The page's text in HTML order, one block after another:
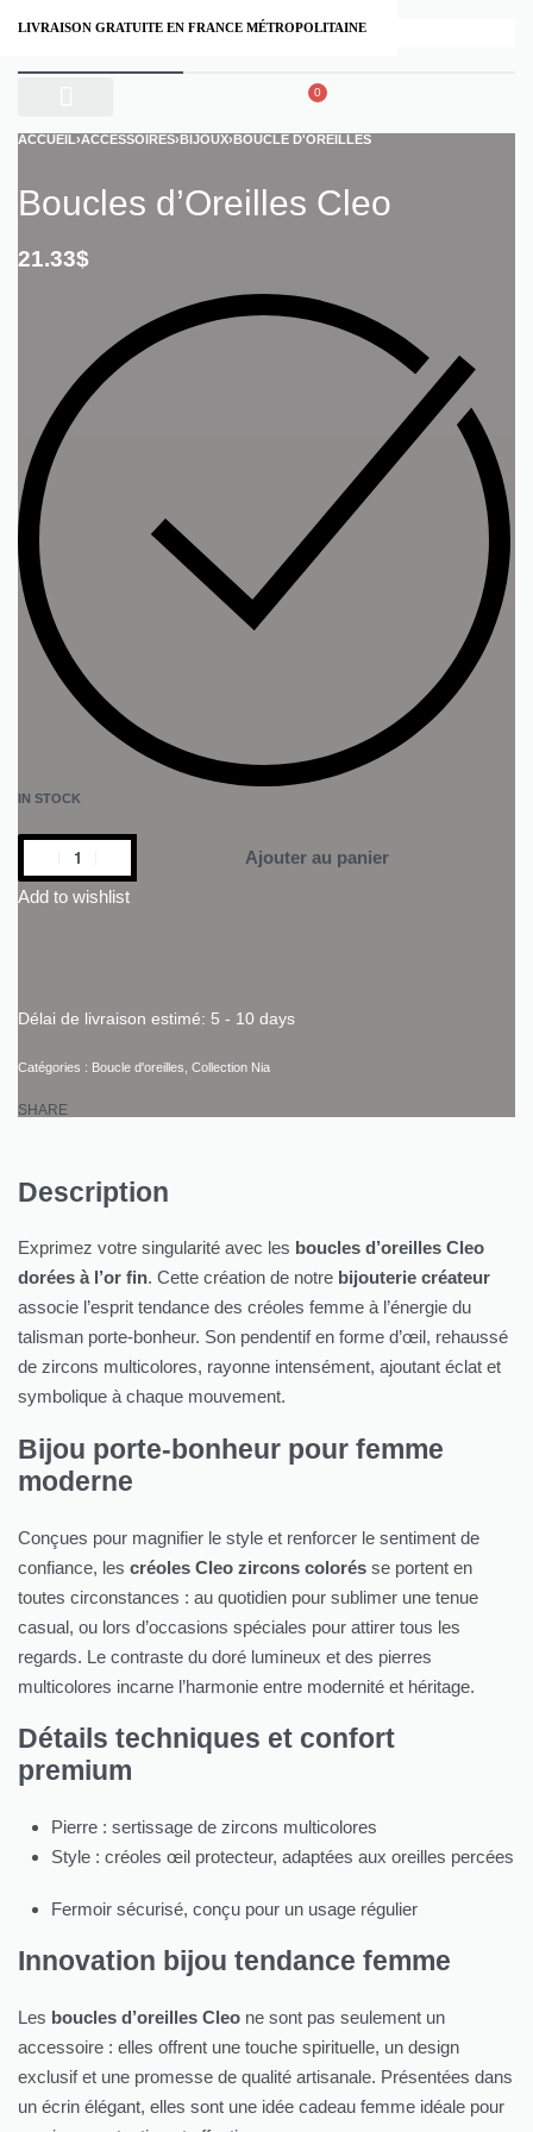
LIVRAISON GRATUITE EN FRANCE MÉTROPOLITAINE
0
ACCUEIL›ACCESSOIRES›BIJOUX›BOUCLE D'OREILLES
Boucles d’Oreilles Cleo
21.33$
IN STOCK
Ajouter au panier
Add to wishlist
Délai de livraison estimé: 5 - 10 days
Catégories : Boucle d'oreilles Collection Nia
SHARE
Description
Exprimez votre singularité avec les boucles d’oreilles Cleo
dorées à l’or fin. Cette création de notre bijouterie créateur
associe l’esprit tendance des créoles femme à l’énergie du
talisman porte-bonheur. Son pendentif en forme d’œil, rehaussé
de zircons multicolores, rayonne intensément, ajoutant éclat et
symbolique à chaque mouvement.
Bijou porte-bonheur pour femme
moderne
Conçues pour magnifier le style et renforcer le sentiment de
confiance, les créoles Cleo zircons colorés se portent en
toutes circonstances : au quotidien pour sublimer une tenue
casual, ou lors d’occasions spéciales pour attirer tous les
regards. Le contraste du doré lumineux et des pierres
multicolores incarne l’harmonie entre modernité et héritage.​
Détails techniques et confort
premium
Pierre : sertissage de zircons multicolores
Style : créoles œil protecteur, adaptées aux oreilles percées
Fermoir sécurisé, conçu pour un usage régulier
Innovation bijou tendance femme
Les boucles d’oreilles Cleo ne sont pas seulement un
accessoire : elles offrent une touche spirituelle, un design
exclusif et une promesse de qualité artisanale. Présentées dans
un écrin élégant, elles sont une idée cadeau femme idéale pour